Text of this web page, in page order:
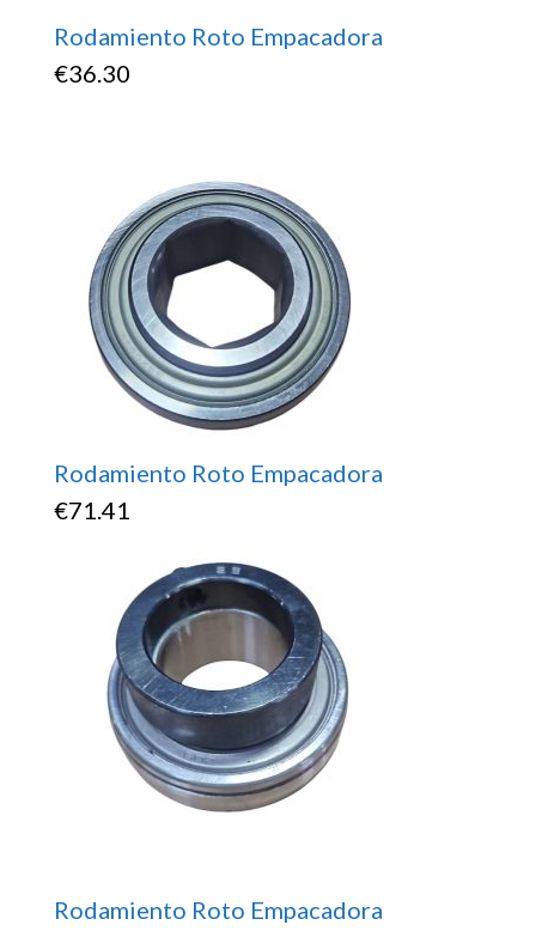
Rodamiento Roto Empacadora
€36.30
Rodamiento Roto Empacadora
€71.41
Rodamiento Roto Empacadora